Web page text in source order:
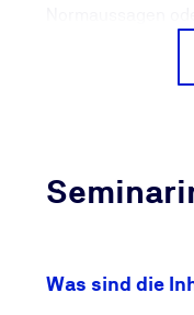
im Unternehmen
KI‑Einsatz
gezielt,
Was sind die